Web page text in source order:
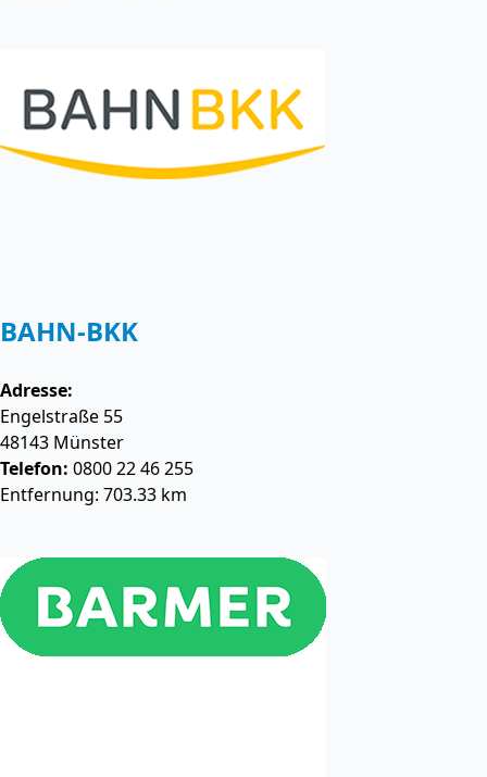
BAHN-BKK
Adresse:
Engelstraße 55
48143 Münster
Telefon: 0800 22 46 255
Entfernung: 703.33 km